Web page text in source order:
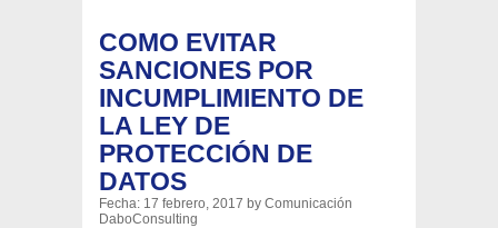
COMO EVITAR
SANCIONES POR
INCUMPLIMIENTO DE
LA LEY DE
PROTECCIÓN DE
DATOS
Fecha: 17 febrero, 2017 by Comunicación
DaboConsulting